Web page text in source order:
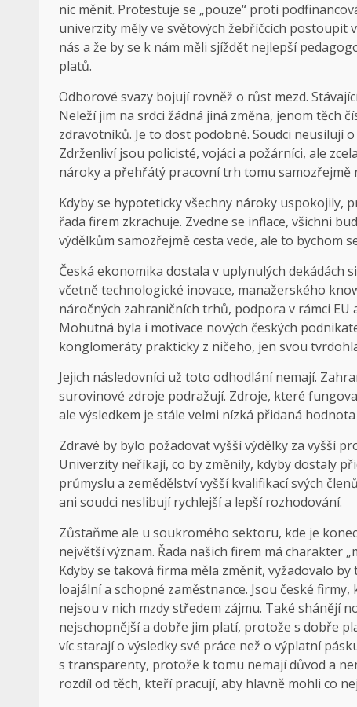
nic měnit. Protestuje se „pouze“ proti
univerzity měly ve světových žebříčcích postoupit
nás a že by se k nám měli sjíždět nejlepší
platů.
Odborové svazy bojují rovněž o růst mezd.
Neleží jim na srdci žádná jiná změna, jenom těch
zdravotníků. Je to dost podobné. Soudci neusilují
Zdrženliví jsou policisté, vojáci a požárníci, ale
nároky a přehřátý pracovní trh tomu samozřejmě
Kdyby se hypoteticky všechny nároky uspokojily,
řada firem zkrachuje. Zvedne se inflace, všichni
výdělkům samozřejmě cesta vede, ale to bychom
Česká ekonomika dostala v uplynulých
včetně technologické inovace, manažerského
náročných zahraničních trhů, podpora v rámci
Mohutná byla i motivace nových českých
konglomeráty prakticky z ničeho, jen svou
Jejich následovníci už toto odhodlání nemají.
surovinové zdroje podražují. Zdroje, které
ale výsledkem je stále velmi nízká přidaná
Zdravé by bylo požadovat vyšší výdělky za vyšší
Univerzity neříkají, co by změnily, kdyby dostaly
průmyslu a zemědělství vyšší kvalifikací svých
ani soudci neslibují rychlejší a lepší rozhodování.
Zůstaňme ale u soukromého sektoru, kde je
největší význam. Řada našich firem má charakter
Kdyby se taková firma měla změnit, vyžadovalo
loajální a schopné zaměstnance. Jsou české
nejsou v nich mzdy středem zájmu. Také shánějí
nejschopnější a dobře jim platí, protože s dobře
víc starají o výsledky své práce než o výplatní
s transparenty, protože k tomu nemají důvod a
rozdíl od těch, kteří pracují, aby hlavně mohli co